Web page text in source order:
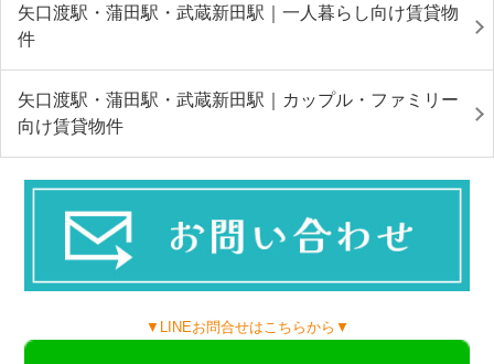
矢口渡駅・蒲田駅・武蔵新田駅｜一人暮らし向け賃貸物
件
矢口渡駅・蒲田駅・武蔵新田駅｜カップル・ファミリー
向け賃貸物件
▼LINEお問合せはこちらから▼